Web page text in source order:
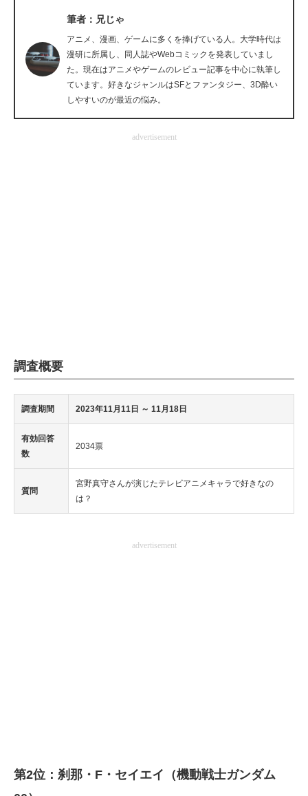
電子設計の基本と応用
エネルギーの専門メディア
建設×テクノロジーの最前線
筆者：兄じゃ
アニメ、漫画、ゲームに多くを捧げている人。大学時代は
漫研に所属し、同人誌やWebコミックを発表していまし
た。現在はアニメやゲームのレビュー記事を中心に執筆し
ています。好きなジャンルはSFとファンタジー、3D酔い
しやすいのが最近の悩み。
advertisement
調査概要
調査期間 2023年11月11日 ～ 11月18日
有効回答
数
2034票
質問
宮野真守さんが演じたテレビアニメキャラで好きなの
は？
advertisement
第2位：刹那・F・セイエイ（機動戦士ガンダム